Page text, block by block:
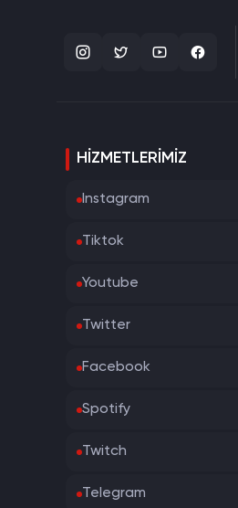
HIZMETLERIMIZ
Instagram
Tiktok
Youtube
Twitter
Facebook
Spotify
Twitch
Telegram